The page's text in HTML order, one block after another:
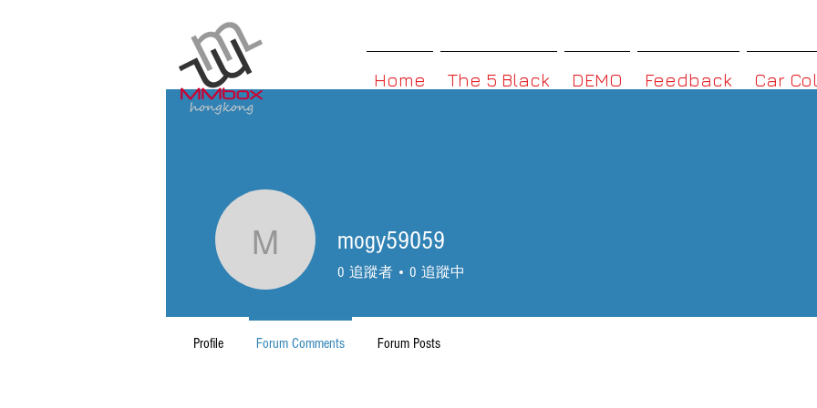
Home The 5 Black DEMO Feedback Car
mogy59059
mogy59059
0 追蹤者 0 追蹤中
Profile Forum Comments Forum Posts